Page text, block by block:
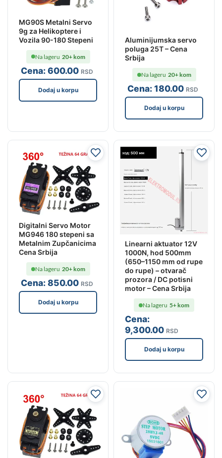
MG90S Metalni Servo
9g za Helikoptere i
Vozila 90-180 Stepeni
Cena:600.00 RSD
Na lageru 20+ kom
Dodaj u korpu
Aluminijumska servo
poluga 25T – Cena
Srbija
Cena:180.00 RSD
Na lageru 20+ kom
Dodaj u korpu
Digitalni Servo Motor
MG946 180 stepeni sa
Metalnim Zupčanicima
Cena Srbija
Cena:850.00 RSD
Na lageru 20+ kom
Dodaj u korpu
Linearni aktuator 12V
1000N, hod 500mm
(650–1150 mm od rupe
do rupe) – otvarač
prozora / DC potisni
motor – Cena Srbija
Cena:
9,300.00 RSD
Na lageru 5+ kom
Dodaj u korpu